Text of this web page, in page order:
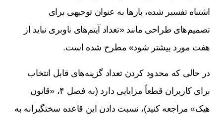
اشتباه تفسیر شده، بارها به عنوان توجیهی برای
تصمیم‌های طراحی مانند «تعداد آیتم‌های ناوبری نباید از
هفت مورد بیشتر شود» مطرح شده است.
در حالی که محدود کردن تعداد گزینه‌های قابل انتخاب
برای کاربران قطعاً مزایایی دارد (به فصل ۴، «قانون
هیک» مراجعه کنید)، نسبت دادن این قاعده سختگیرانه به